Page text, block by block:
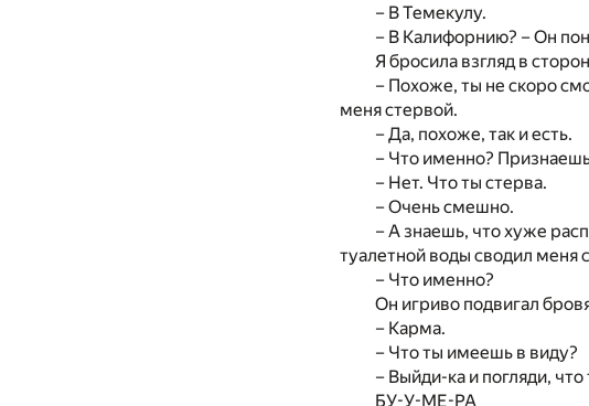
– В Темекулу.
– В Калифорнию? – Он
Я бросила взгляд в
– Похоже, ты не скоро
меня стервой.
– Да, похоже, так и есть.
– Что именно?
– Нет. Что ты стерва.
– Очень смешно.
– А знаешь, что хуже
туалетной воды сводил меня
– Что именно?
Он игриво подвигал
– Карма.
– Что ты имеешь в виду?
– Выйди-ка и погляди,
БУ-У-МЕ-РА